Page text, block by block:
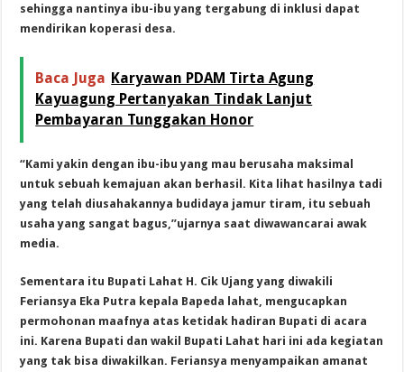
sehingga nantinya ibu-ibu yang tergabung di inklusi dapat
mendirikan koperasi desa.
Baca Juga Karyawan PDAM Tirta Agung
Kayuagung Pertanyakan Tindak Lanjut
Pembayaran Tunggakan Honor
“Kami yakin dengan ibu-ibu yang mau berusaha maksimal
untuk sebuah kemajuan akan berhasil. Kita lihat hasilnya tadi
yang telah diusahakannya budidaya jamur tiram, itu sebuah
usaha yang sangat bagus,”ujarnya saat diwawancarai awak
media.
Sementara itu Bupati Lahat H. Cik Ujang yang diwakili
Feriansya Eka Putra kepala Bapeda lahat, mengucapkan
permohonan maafnya atas ketidak hadiran Bupati di acara
ini. Karena Bupati dan wakil Bupati Lahat hari ini ada kegiatan
yang tak bisa diwakilkan. Feriansya menyampaikan amanat